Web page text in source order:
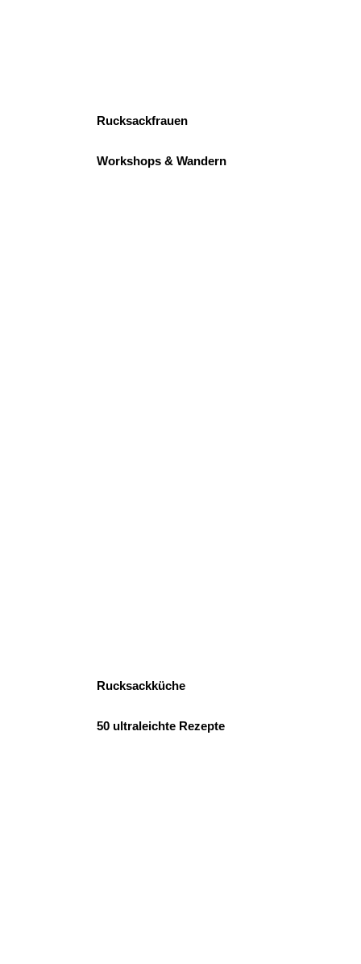
Rucksackfrauen
Workshops & Wandern
Rucksackküche
50 ultraleichte Rezepte